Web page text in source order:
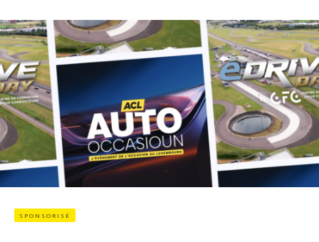
SPONSORISÉ